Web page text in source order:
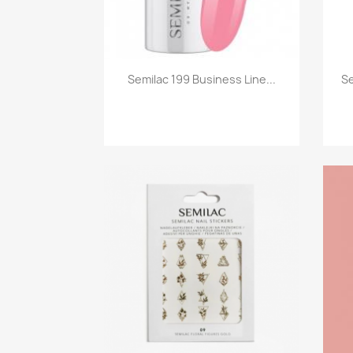
Szybki podgląd
Semilac 199 Business Line...